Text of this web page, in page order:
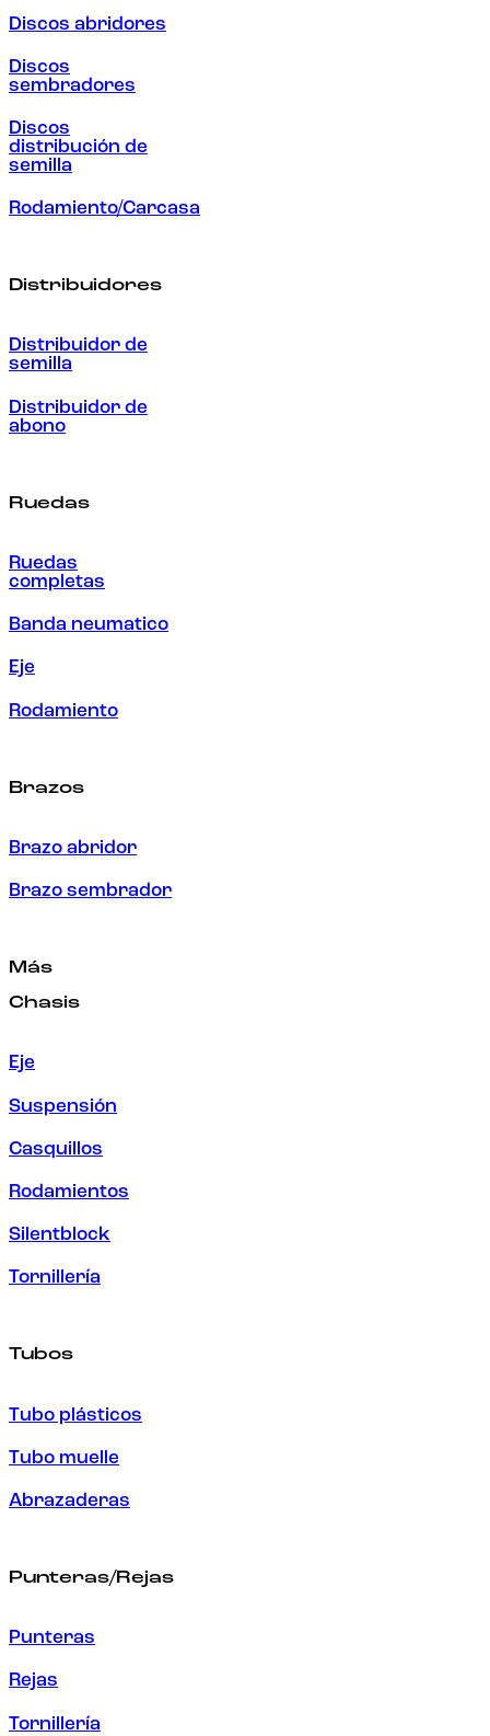
Discos abridores
Discos
sembradores
Discos
distribución de
semilla
Rodamiento/Carcasa
Distribuidores
Distribuidor de
semilla
Distribuidor de
abono
Ruedas
Ruedas
completas
Banda neumatico
Eje
Rodamiento
Brazos
Brazo abridor
Brazo sembrador
Más
Chasis
Eje
Suspensión
Casquillos
Rodamientos
Silentblock
Tornillería
Tubos
Tubo plásticos
Tubo muelle
Abrazaderas
Punteras/Rejas
Punteras
Rejas
Tornillería